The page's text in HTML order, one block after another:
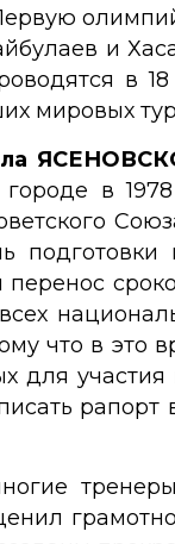
и
в
мировых
в
подготовки
что в это
для
рапорт